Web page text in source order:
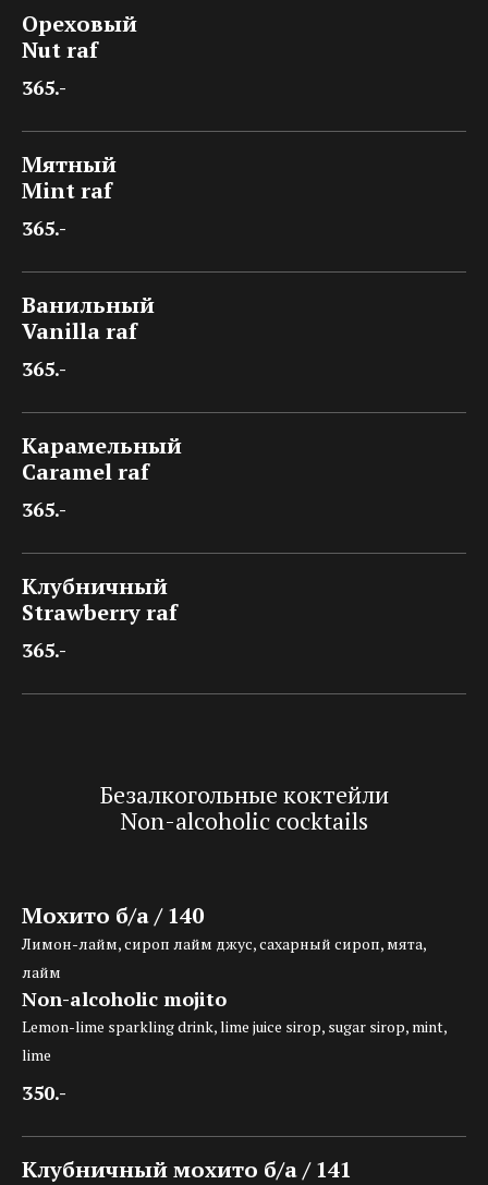
Ореховый
Nut raf
365.-
Мятный
Mint raf
365.-
Ванильный
Vanilla raf
365.-
Карамельный
Caramel raf
365.-
Клубничный
Strawberry raf
365.-
Безалкогольные коктейли
Non-alcoholic cocktails
Мохито б/а / 140
Лимон-лайм, сироп лайм джус, сахарный сироп, мята,
лайм
Non-alcoholic mojito
Lemon-lime sparkling drink, lime juice sirop, sugar sirop, mint,
lime
350.-
Клубничный мохито б/а / 141